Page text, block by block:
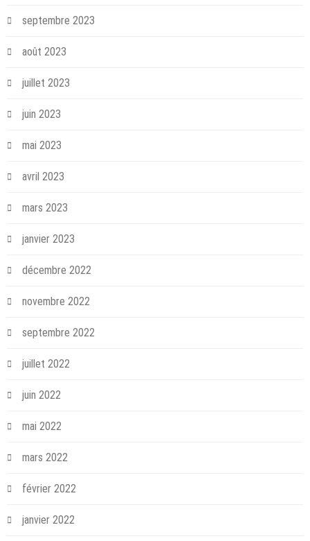
septembre 2023
août 2023
juillet 2023
juin 2023
mai 2023
avril 2023
mars 2023
janvier 2023
décembre 2022
novembre 2022
septembre 2022
juillet 2022
juin 2022
mai 2022
mars 2022
février 2022
janvier 2022